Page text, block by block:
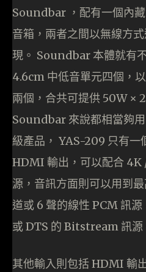
Soundbar ，配有一個內
音箱，兩者之間以無線方
現。 Soundbar 本體就有
4.6cm 中低音單元四個，
兩個，合共可提供 50W ×
Soundbar 來說都相當夠
級產品， YAS-209 只有
HDMI 輸出，可以配合 4K
源，音訊方面則可以用到
道或 6 聲的線性 PCM 訊
或 DTS 的 Bitstream 訊源
其他輸入則包括 HDMI 輸